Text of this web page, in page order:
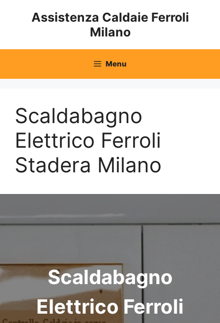
Assistenza Caldaie Ferroli
Milano
Menu
Scaldabagno
Elettrico Ferroli
Stadera Milano
Scaldabagno
Elettrico Ferroli